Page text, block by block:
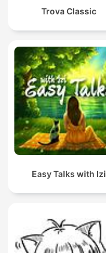
Trova Classic
Easy Talks with Izi